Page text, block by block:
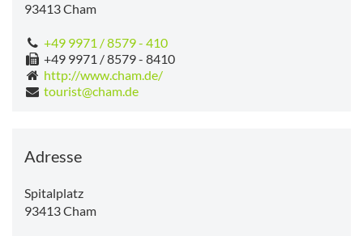
93413Cham
+49 9971 / 8579 - 410
+49 9971 / 8579 - 8410
http://www.cham.de/
tourist@cham.de
Adresse
Spitalplatz
93413Cham